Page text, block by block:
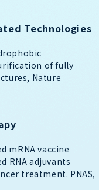
Technologies
of fully
Nature
mRNA vaccine
RNA adjuvants
treatment. PNAS,